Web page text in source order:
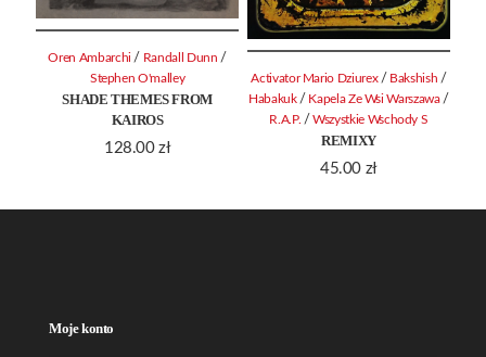
SHADE THEMES FROM
KAIROS
128.00 zł
Oren Ambarchi / Randall Dunn /
Stephen O'malley
REMIXY
45.00 zł
Activator Mario Dziurex / Bakshish /
Habakuk / Kapela Ze Wsi Warszawa /
R.A.P. /Wszystkie Wschody S
Moje konto